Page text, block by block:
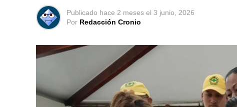
Publicado hace 2 meses el 3 junio, 2026
Por Redacción Cronio